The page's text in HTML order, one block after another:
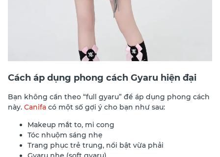
Cách áp dụng phong cách Gyaru hiện đại
Bạn không cần theo “full gyaru” để áp dụng phong cách
này. Canifa có một số gợi ý cho bạn như sau:
Makeup mắt to, mi cong
Tóc nhuộm sáng nhẹ
Trang phục trẻ trung, nổi bật vừa phải